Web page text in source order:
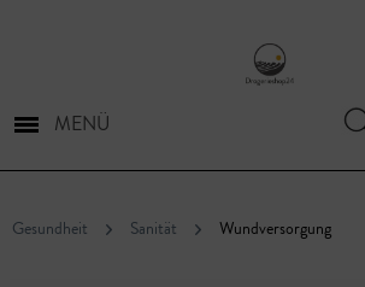
MENÜ
Gesundheit Sanität Wundversorgung